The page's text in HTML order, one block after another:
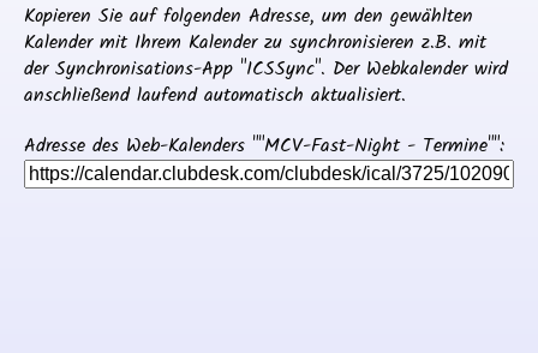
Kopieren Sie auf folgenden Adresse, um den gewählten
Kalender mit Ihrem Kalender zu synchronisieren z.B. mit
der Synchronisations-App "ICSSync". Der Webkalender wird
anschließend laufend automatisch aktualisiert.
Adresse des Web-Kalenders ""MCV-Fast-Night - Termine"":